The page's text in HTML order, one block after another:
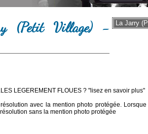
(Petit Village) -
LEGEREMENT FLOUES ? "lisez en savoir plus"
avec la mention photo protégée.
sans la mention photo protégée